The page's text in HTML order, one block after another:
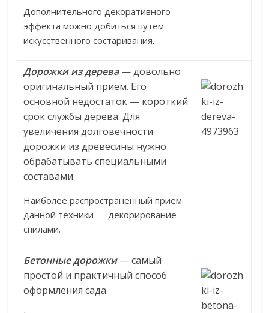
Дополнительного декоративного
эффекта можно добиться путем
искусственного состаривания.
Дорожки из дерева— довольно
оригинальный прием. Его
основной недостаток — короткий
срок службы дерева. Для
увеличения долговечности
дорожки из древесины нужно
обрабатывать специальными
составами.
Наиболее распространенный прием
данной техники — декорирование
спилами.
Бетонные дорожки— самый
простой и практичный способ
оформления сада.